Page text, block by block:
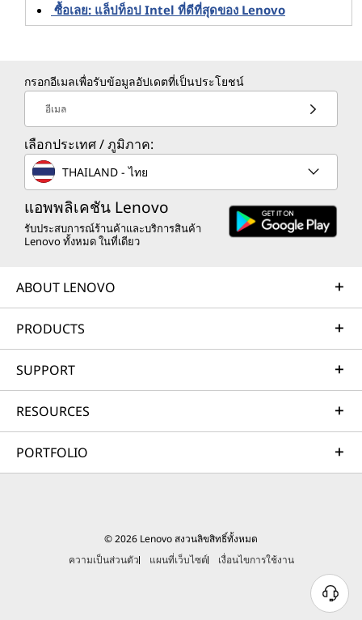
ซื้อเลย: แล็ปท็อป Intel ที่ดีที่สุดของ Lenovo
กรอกอีเมลเพื่อรับข้อมูลอัปเดตที่เป็นประโยชน์
อีเมล
เลือกประเทศ / ภูมิภาค:
THAILAND - ไทย
แอพพลิเคชัน Lenovo
รับประสบการณ์ร้านค้าและบริการสินค้า
Lenovo ทั้งหมด ในที่เดียว
ABOUT LENOVO
PRODUCTS
SUPPORT
RESOURCES
PORTFOLIO
© 2026 Lenovo สงวนลิขสิทธิ์ทั้งหมด
ความเป็นส่วนตัว
แผนที่เว็บไซต์ เงื่อนไขการใช้งาน